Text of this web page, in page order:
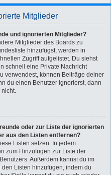
Mitglieder
und ignorierten Mitglieder?
Mitglieder des Boards zu
hinzufügst, werden in
Zugriff aufgelistet. Du siehst
schnell eine Private Nachricht
verwendest, können Beiträge deiner
du einen Benutzer ignorierst, dann
oder zur Liste der ignorierten
aus den Listen entfernen?
Listen setzen: In jedem
zum Hinzufügen zur Liste der
Außerdem kannst du im
Listen hinzufügen, indem du